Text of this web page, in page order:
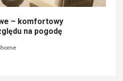
– komfortowy
na pogodę